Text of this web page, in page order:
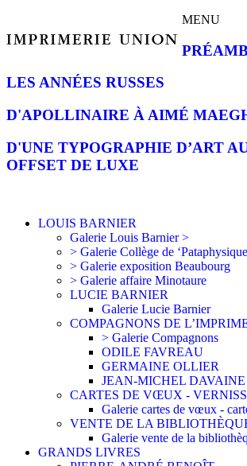
MENU
LES ANNÉES RUSSES
D'APOLLINAIRE À AIMÉ
D'UNE TYPOGRAPHIE D’ART
OFFSET DE LUXE
LOUIS BARNIER
Galerie Louis Barnier >
> Galerie Collège de ‘Pataphysique
> Galerie exposition Beaubourg
> Galerie affaire Minotaure
LUCIE BARNIER
Galerie Lucie Barnier
COMPAGNONS DE
> Galerie Compagnons
ODILE FAVREAU
GERMAINE OLLIER
JEAN-MICHEL DAVAINE
CARTES DE VŒUX -
Galerie cartes de vœux -
VENTE DE LA
Galerie vente de la
GRANDS LIVRES